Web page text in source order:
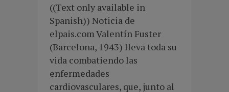
((Text only available in
Spanish)) Noticia de
elpais.com Valentín Fuster
(Barcelona, 1943) lleva toda su
vida combatiendo las
enfermedades
cardiovasculares, que, junto al